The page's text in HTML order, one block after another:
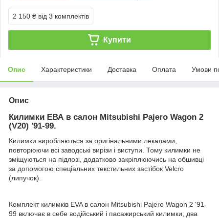
2 150 ₴ від 3 комплектів
Купити
Опис Характеристики Доставка Оплата Умови
Опис
Килимки ЕВА в салон Mitsubishi Pajero Wagon 2
(V20) '91-99.
Килимки виробляються за оригінальними лекалами,
повторюючи всі заводські вирізи і виступи. Тому килимки не
зміщуються на підлозі, додатково закріплюючись на обшивці
за допомогою спеціальних текстильних застібок Velcro
(липучок).
Комплект килимків EVA в салон Mitsubishi Pajero Wagon 2 '91-
99 включає в себе водійський і пасажирський килимки, два